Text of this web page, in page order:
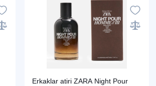
Erkaklar atiri ZARA Night Pour